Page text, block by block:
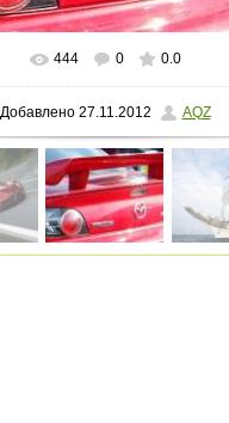
В реальном размере 597x275
444 0 0.0
Добавлено27.11.2012 AQZ